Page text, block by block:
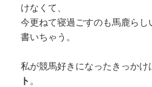
けなくて、
今更ねて寝過ごすのも馬鹿ら
書いちゃう。
私が競馬好きになったきっかけ
ト 。